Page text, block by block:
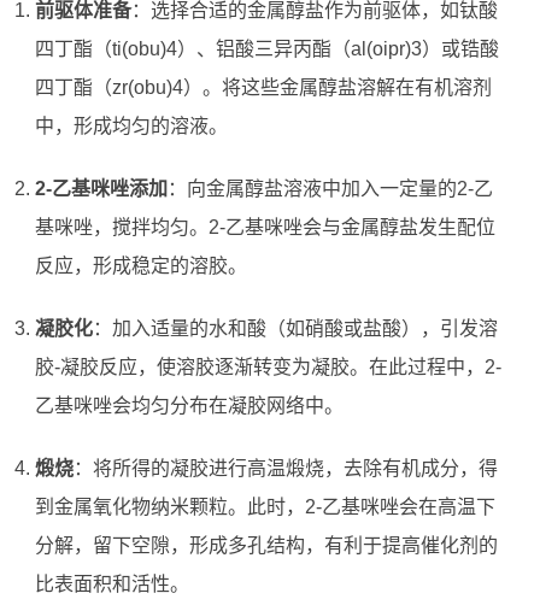
前驱体准备：选择合适的金属醇盐作为前驱体，如钛酸
四丁酯（ti(obu)4）、铝酸三异丙酯（al(oipr)3）或锆酸
四丁酯（zr(obu)4）。将这些金属醇盐溶解在有机溶剂
中，形成均匀的溶液。
2-乙基咪唑添加 ：向金属醇盐溶液中加入一定量的2-乙
基咪唑，搅拌均匀。2-乙基咪唑会与金属醇盐发生配位
反应，形成稳定的溶胶。
凝胶化：加入适量的水和酸（如硝酸或盐酸），引发溶
胶-凝胶反应，使溶胶逐渐转变为凝胶。在此过程中，2-
乙基咪唑会均匀分布在凝胶网络中。
煅烧：将所得的凝胶进行高温煅烧，去除有机成分，得
到金属氧化物纳米颗粒。此时，2-乙基咪唑会在高温下
分解，留下空隙，形成多孔结构，有利于提高催化剂的
比表面积和活性。